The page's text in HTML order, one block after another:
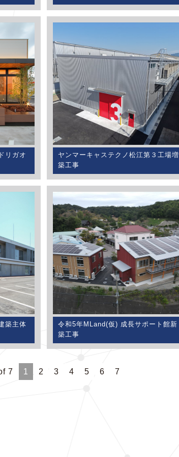
リガオ
ヤンマーキャステクノ松江第３工場増
築工事
築主体
令和5年MLand(仮) 成長サポート館新
築工事
7 1 2 3 4 5 6 7